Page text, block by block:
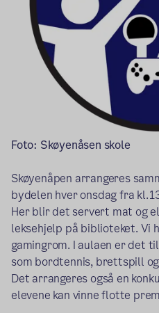
Foto: Skøyenåsen skole
Skøyenåpen arrangeres
bydelen hver onsdag fra
Her blir det servert mat og
leksehjelp på biblioteket. Vi
gamingrom. I aulaen er
som bordtennis, brettspill
Det arrangeres også en
elevene kan vinne flotte